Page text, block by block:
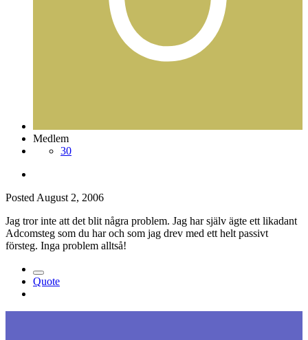
Medlem
30
Posted August 2, 2006
Jag tror inte att det blit några problem. Jag har själv ägte ett likadant
Adcomsteg som du har och som jag drev med ett helt passivt
försteg. Inga problem alltså!
Quote